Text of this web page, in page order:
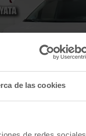
de las cookies